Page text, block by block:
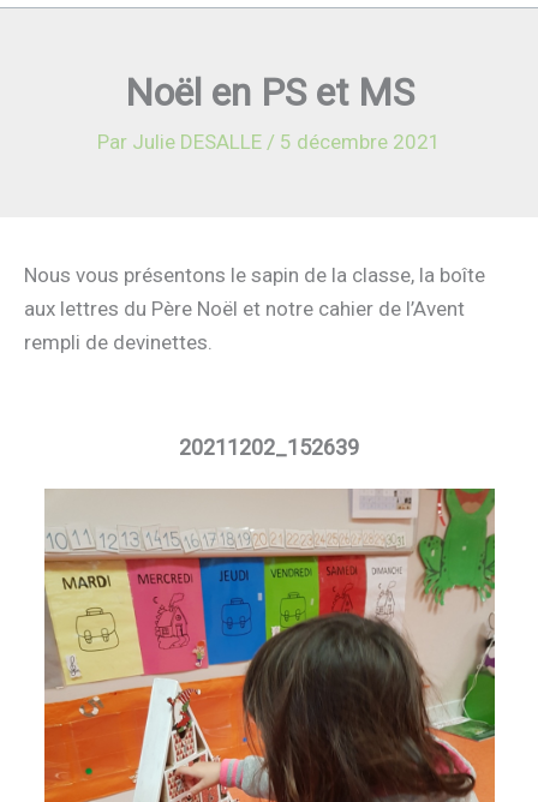
Noël en PS et MS
Par Julie DESALLE / 5 décembre 2021
Nous vous présentons le sapin de la classe, la boîte
aux lettres du Père Noël et notre cahier de l’Avent
rempli de devinettes.
20211202_152639